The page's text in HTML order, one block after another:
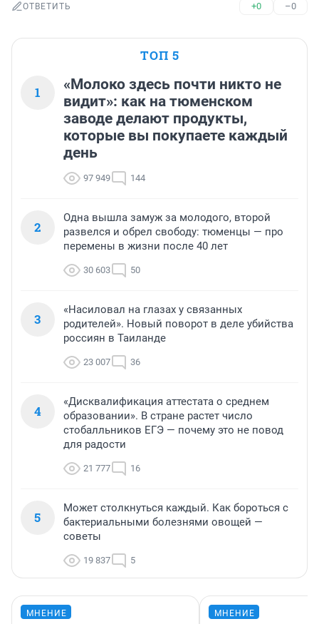
ОТВЕТИТЬ +0 –0
ТОП 5
1
«Молоко здесь почти никто не
видит»: как на тюменском
заводе делают продукты,
которые вы покупаете каждый
день
97 949 144
2
Одна вышла замуж за молодого, второй
развелся и обрел свободу: тюменцы — про
перемены в жизни после 40 лет
30 603 50
3
«Насиловал на глазах у связанных
родителей». Новый поворот в деле убийства
россиян в Таиланде
23 007 36
4
«Дисквалификация аттестата о среднем
образовании». В стране растет число
стобалльников ЕГЭ — почему это не повод
для радости
21 777 16
5
Может столкнуться каждый. Как бороться с
бактериальными болезнями овощей —
советы
19 837 5
МНЕНИЕ МНЕНИЕ